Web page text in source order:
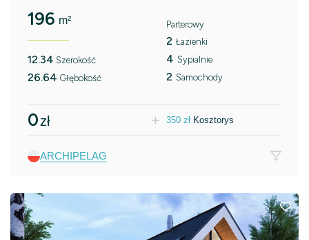
196 m²
12.34 Szerokość
26.64 Głębokość
Parterowy
2 Łazienki
4 Sypialnie
2 Samochody
0zł 350 zł Kosztorys
ARCHIPELAG